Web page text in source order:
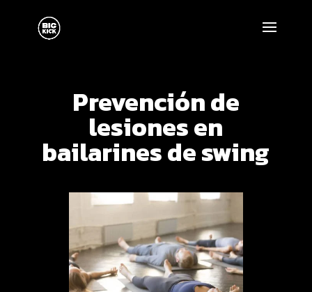
Prevención de
lesiones en
bailarines de swing